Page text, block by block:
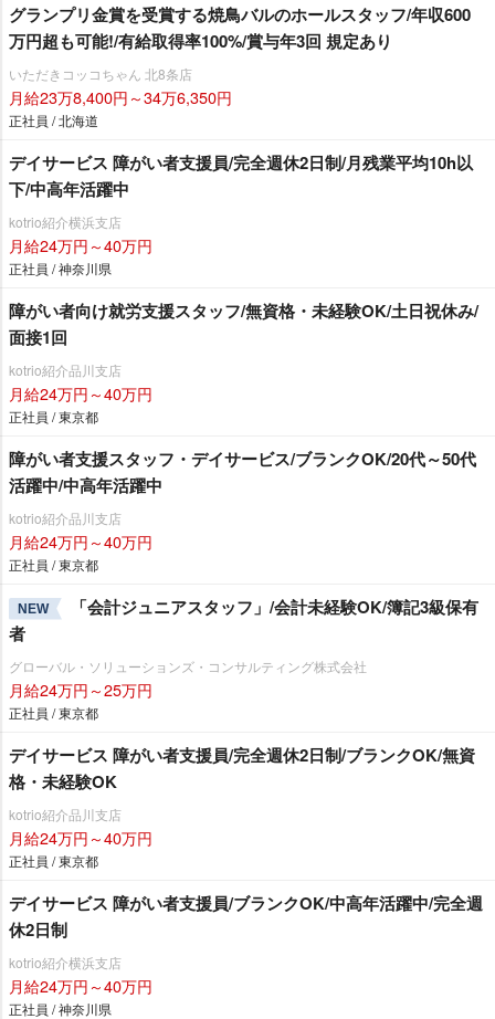
グランプリ金賞を受賞する焼鳥バルのホールスタッフ/年収600
万円超も可能!/有給取得率100%/賞与年3回 規定あり
いただきコッコちゃん 北8条店
月給23万8,400円～34万6,350円
正社員 / 北海道
デイサービス 障がい者支援員/完全週休2日制/月残業平均10h以
下/中高年活躍中
kotrio紹介横浜支店
月給24万円～40万円
正社員 / 神奈川県
障がい者向け就労支援スタッフ/無資格・未経験OK/土日祝休み/
面接1回
kotrio紹介品川支店
月給24万円～40万円
正社員 / 東京都
障がい者支援スタッフ・デイサービス/ブランクOK/20代～50代
活躍中/中高年活躍中
kotrio紹介品川支店
月給24万円～40万円
正社員 / 東京都
NEW
「会計ジュニアスタッフ」/会計未経験OK/簿記3級保有
者
グローバル・ソリューションズ・コンサルティング株式会社
月給24万円～25万円
正社員 / 東京都
デイサービス 障がい者支援員/完全週休2日制/ブランクOK/無資
格・未経験OK
kotrio紹介品川支店
月給24万円～40万円
正社員 / 東京都
デイサービス 障がい者支援員/ブランクOK/中高年活躍中/完全週
休2日制
kotrio紹介横浜支店
月給24万円～40万円
正社員 / 神奈川県